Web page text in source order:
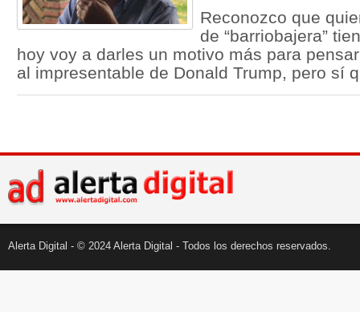
Reconozco que
de “barriobajera”
hoy voy a darles un motivo más para
al impresentable de Donald Trump, pero sí
Alerta Digital - © 2024 Alerta Digital - Todos los derechos reservados.